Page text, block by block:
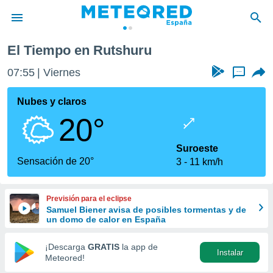
de
por
que se
calidad.
a este
las
y
forma
digital
basada
El Tiempo en Rutshuru
07:55 Viernes ...
Nubes y claros
20°
Sensación de 20°
Suroeste
3
11 km/h
Previsión para el eclipse
Samuel Biener avisa de posibles tormentas y de
un domo de calor en España
¡Descarga GRATIS la app de
Meteored!
Instalar